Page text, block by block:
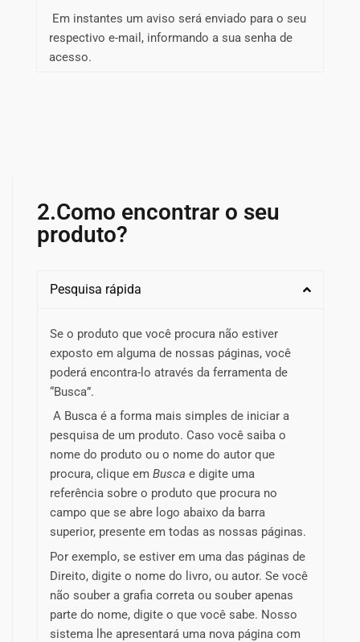
Em instantes um aviso será enviado para o seu
respectivo e-mail, informando a sua senha de
acesso.
2.Como encontrar o seu
produto?
Pesquisa rápida
Se o produto que você procura não estiver
exposto em alguma de nossas páginas, você
poderá encontra-lo através da ferramenta de
“Busca”.
A Busca é a forma mais simples de iniciar a
pesquisa de um produto. Caso você saiba o
nome do produto ou o nome do autor que
procura, clique em Busca e digite uma
referência sobre o produto que procura no
campo que se abre logo abaixo da barra
superior, presente em todas as nossas páginas.
Por exemplo, se estiver em uma das páginas de
Direito, digite o nome do livro, ou autor. Se você
não souber a grafia correta ou souber apenas
parte do nome, digite o que você sabe. Nosso
sistema lhe apresentará uma nova página com